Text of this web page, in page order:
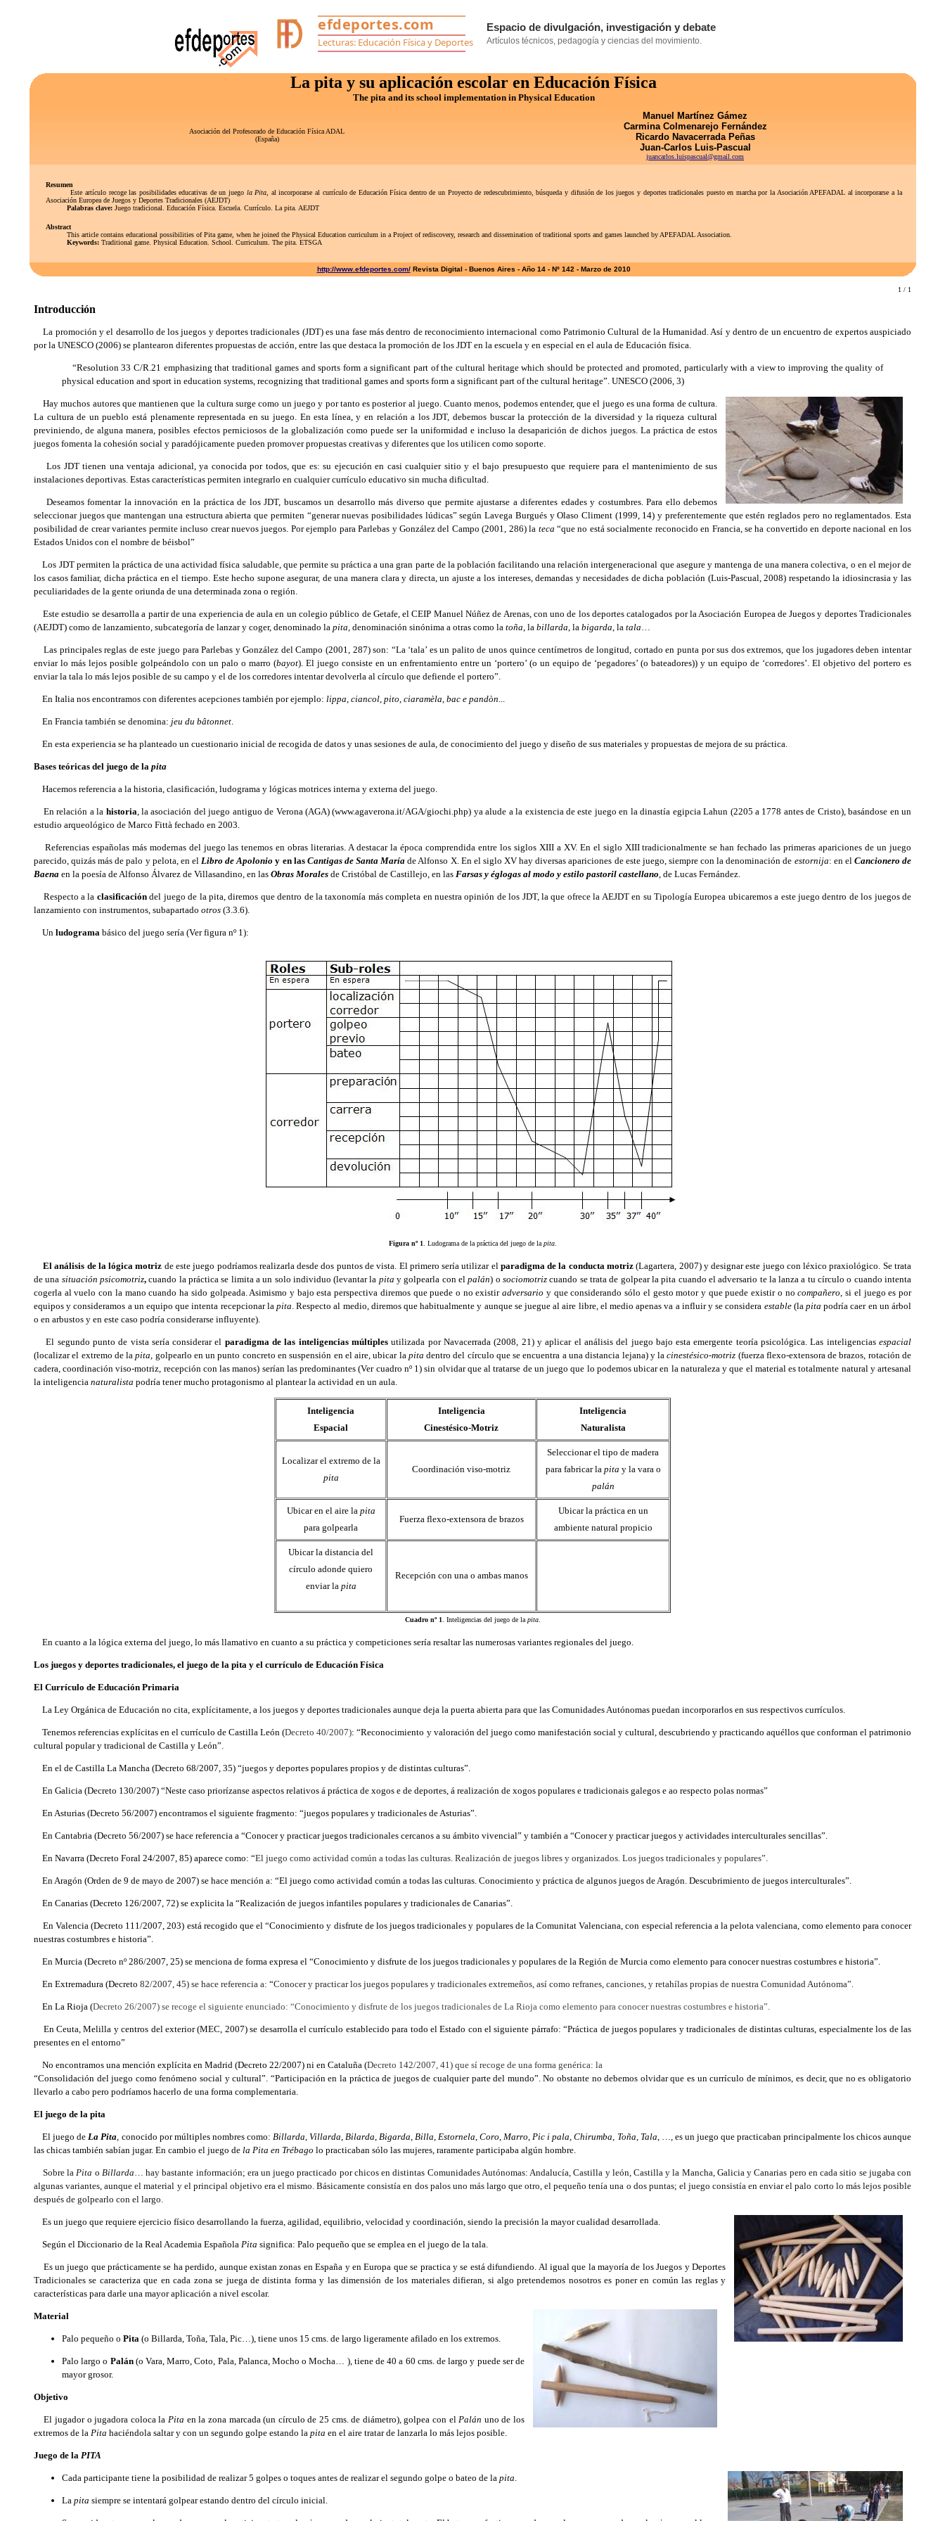
La pita y su aplicación escolar en Educación Física
The pita and its school implementation in Physical Education
Asociación del Profesorado de Educación Física ADAL
(España)
Manuel Martínez Gámez
Carmina Colmenarejo Fernández
Ricardo Navacerrada Peñas
Juan-Carlos Luis-Pascual
juancarlos.luispascual@gmail.com
Resumen
Este artículo recoge las posibilidades educativas de un juego la Pita , al incorporarse al currículo de Educación Física dentro de un Proyecto de redescubrimiento, búsqueda y difusión de los juegos y deportes tradicionales puesto en marcha por la Asociación APEFADAL al incorporarse a la
Asociación Europea de Juegos y Deportes Tradicionales (AEJDT)
Palabras clave: Juego tradicional. Educación Física. Escuela. Currículo. La pita. AEJDT
Abstract
This article contains educational possibilities of Pita game, when he joined the Physical Education curriculum in a Project of rediscovery, research and dissemination of traditional sports and games launched by APEFADAL Association.
Keywords: Traditional game. Physical Education. School. Curriculum. The pita. ETSGA
http://www.efdeportes.com/Revista Digital - Buenos Aires - Año 14 - Nº 142 - Marzo de 2010
1 / 1
Introducción
La promoción y el desarrollo de los juegos y deportes tradicionales (JDT) es una fase más dentro de reconocimiento internacional como Patrimonio Cultural de la Humanidad. Así y dentro de un encuentro de expertos auspiciado
por la UNESCO (2006) se plantearon diferentes propuestas de acción, entre las que destaca la promoción de los JDT en la escuela y en especial en el aula de Educación física.
“Resolution 33 C/R.21 emphasizing that traditional games and sports form a significant part of the cultural heritage which should be protected and promoted, particularly with a view to improving the quality of
physical education and sport in education systems, recognizing that traditional games and sports form a significant part of the cultural heritage”. UNESCO (2006, 3)
Hay muchos autores que mantienen que la cultura surge como un juego y por tanto es posterior al juego. Cuanto menos, podemos entender, que el juego es una forma de cultura.
La cultura de un pueblo está plenamente representada en su juego. En esta línea, y en relación a los JDT, debemos buscar la protección de la diversidad y la riqueza cultural
previniendo, de alguna manera, posibles efectos perniciosos de la globalización como puede ser la uniformidad e incluso la desaparición de dichos juegos. La práctica de estos
juegos fomenta la cohesión social y paradójicamente pueden promover propuestas creativas y diferentes que los utilicen como soporte.
Los JDT tienen una ventaja adicional, ya conocida por todos, que es: su ejecución en casi cualquier sitio y el bajo presupuesto que requiere para el mantenimiento de sus
instalaciones deportivas. Estas características permiten integrarlo en cualquier currículo educativo sin mucha dificultad.
Deseamos fomentar la innovación en la práctica de los JDT, buscamos un desarrollo más diverso que permite ajustarse a diferentes edades y costumbres. Para ello debemos
seleccionar juegos que mantengan una estructura abierta que permiten “generar nuevas posibilidades lúdicas” según Lavega Burgués y Olaso Climent (1999, 14) y preferentemente que estén reglados pero no reglamentados. Esta
posibilidad de crear variantes permite incluso crear nuevos juegos. Por ejemplo para Parlebas y González del Campo (2001, 286) la teca “que no está socialmente reconocido en Francia, se ha convertido en deporte nacional en los
Estados Unidos con el nombre de béisbol”
Los JDT permiten la práctica de una actividad física saludable, que permite su práctica a una gran parte de la población facilitando una relación intergeneracional que asegure y mantenga de una manera colectiva, o en el mejor de
los casos familiar, dicha práctica en el tiempo. Este hecho supone asegurar, de una manera clara y directa, un ajuste a los intereses, demandas y necesidades de dicha población (Luis-Pascual, 2008) respetando la idiosincrasia y las
peculiaridades de la gente oriunda de una determinada zona o región.
Este estudio se desarrolla a partir de una experiencia de aula en un colegio público de Getafe, el CEIP Manuel Núñez de Arenas, con uno de los deportes catalogados por la Asociación Europea de Juegos y deportes Tradicionales
(AEJDT) como de lanzamiento, subcategoría de lanzar y coger, denominado la pita, denominación sinónima a otras como la toña, la billarda, la bigarda, la tala…
Las principales reglas de este juego para Parlebas y González del Campo (2001, 287) son: “La ‘tala’ es un palito de unos quince centímetros de longitud, cortado en punta por sus dos extremos, que los jugadores deben intentar
enviar lo más lejos posible golpeándolo con un palo o marro (bayot). El juego consiste en un enfrentamiento entre un ‘portero’ (o un equipo de ‘pegadores’ (o bateadores)) y un equipo de ‘corredores’. El objetivo del portero es
enviar la tala lo más lejos posible de su campo y el de los corredores intentar devolverla al círculo que defiende el portero”.
En Italia nos encontramos con diferentes acepciones también por ejemplo: lippa, ciancol, pito, ciaramèla, bac e pandòn...
En Francia también se denomina: jeu du bâtonnet.
En esta experiencia se ha planteado un cuestionario inicial de recogida de datos y unas sesiones de aula, de conocimiento del juego y diseño de sus materiales y propuestas de mejora de su práctica.
Bases teóricas del juego de la pita
Hacemos referencia a la historia, clasificación, ludograma y lógicas motrices interna y externa del juego.
En relación a la historia, la asociación del juego antiguo de Verona (AGA) (www.agaverona.it/AGA/giochi.php) ya alude a la existencia de este juego en la dinastía egipcia Lahun (2205 a 1778 antes de Cristo), basándose en un
estudio arqueológico de Marco Fittà fechado en 2003.
Referencias españolas más modernas del juego las tenemos en obras literarias. A destacar la época comprendida entre los siglos XIII a XV. En el siglo XIII tradicionalmente se han fechado las primeras apariciones de un juego
parecido, quizás más de palo y pelota, en elLibro de Apolonioy en las Cantigas de Santa María de Alfonso X. En el siglo XV hay diversas apariciones de este juego, siempre con la denominación de estornija: en el Cancionero de
Baena en la poesía de Alfonso Álvarez de Villasandino, en las Obras Morales de Cristóbal de Castillejo, en las Farsas y églogas al modo y estilo pastoril castellano, de Lucas Fernández.
Respecto a la clasificacióndel juego de la pita, diremos que dentro de la taxonomía más completa en nuestra opinión de los JDT, la que ofrece la AEJDT en su Tipología Europea ubicaremos a este juego dentro de los juegos de
lanzamiento con instrumentos, subapartado otros (3.3.6).
Un ludograma básico del juego sería (Ver figura nº 1):
Figura nº 1 . Ludograma de la práctica del juego de la pita.
El análisis de la lógica motriz de este juego podríamos realizarla desde dos puntos de vista. El primero sería utilizar el paradigma de la conducta motriz (Lagartera, 2007) y designar este juego con léxico praxiológico. Se trata
de una situación psicomotriz,cuando la práctica se limita a un solo individuo (levantar la pita y golpearla con elpalán) osociomotriz cuando se trata de golpear la pita cuando el adversario te la lanza a tu círculo o cuando intenta
cogerla al vuelo con la mano cuando ha sido golpeada. Asimismo y bajo esta perspectiva diremos que puede o no existiradversario y que considerando sólo el gesto motor y que puede existir o nocompañero, si el juego es por
equipos y consideramos a un equipo que intenta recepcionar la pita. Respecto al medio, diremos que habitualmente y aunque se juegue al aire libre, el medio apenas va a influir y se considera estable(lapita podría caer en un árbol
o en arbustos y en este caso podría considerarse influyente).
El segundo punto de vista sería considerar el paradigma de las inteligencias múltiples utilizada por Navacerrada (2008, 21) y aplicar el análisis del juego bajo esta emergente teoría psicológica. Las inteligenciasespacial
(localizar el extremo de lapita, golpearlo en un punto concreto en suspensión en el aire, ubicar la pita dentro del círculo que se encuentra a una distancia lejana) y lacinestésico-motriz (fuerza flexo-extensora de brazos, rotación de
cadera, coordinación viso-motriz, recepción con las manos) serían las predominantes (Ver cuadro nº 1) sin olvidar que al tratarse de un juego que lo podemos ubicar en la naturaleza y que el material es totalmente natural y artesanal
la inteligencia naturalista podría tener mucho protagonismo al plantear la actividad en un aula.
Inteligencia
Espacial
Inteligencia
Cinestésico-Motriz
Inteligencia
Naturalista
Localizar el extremo de la
pita
Coordinación viso-motriz
Seleccionar el tipo de madera
para fabricar la pita y la vara o
palán
Ubicar en el aire la pita
para golpearla
Fuerza flexo-extensora de brazos
Ubicar la práctica en un
ambiente natural propicio
Ubicar la distancia del
círculo adonde quiero
enviar la pita
Recepción con una o ambas manos
Cuadro nº 1 . Inteligencias del juego de la pita.
En cuanto a la lógica externa del juego, lo más llamativo en cuanto a su práctica y competiciones sería resaltar las numerosas variantes regionales del juego.
Los juegos y deportes tradicionales, el juego de la pita y el currículo de Educación Física
El Currículo de Educación Primaria
La Ley Orgánica de Educación no cita, explícitamente, a los juegos y deportes tradicionales aunque deja la puerta abierta para que las Comunidades Autónomas puedan incorporarlos en sus respectivos currículos.
Tenemos referencias explícitas en el currículo de Castilla León (Decreto 40/2007):“Reconocimiento y valoración del juego como manifestación social y cultural, descubriendo y practicando aquéllos que conforman el patrimonio
cultural popular y tradicional de Castilla y León”.
En el de Castilla La Mancha (Decreto 68/2007, 35) “juegos y deportes populares propios y de distintas culturas”.
En Galicia (Decreto 130/2007) “Neste caso priorízanse aspectos relativos á práctica de xogos e de deportes, á realización de xogos populares e tradicionais galegos e ao respecto polas normas”
En Asturias (Decreto 56/2007) encontramos el siguiente fragmento: “juegos populares y tradicionales de Asturias”.
En Cantabria (Decreto 56/2007) se hace referencia a “Conocer y practicar juegos tradicionales cercanos a su ámbito vivencial” y también a “Conocer y practicar juegos y actividades interculturales sencillas”.
En Navarra (Decreto Foral 24/2007, 85) aparece como: “El juego como actividad común a todas las culturas. Realización de juegos libres y organizados. Los juegos tradicionales y populares”.
En Aragón (Orden de 9 de mayo de 2007) se hace mención a: “El juego como actividad común a todas las culturas. Conocimiento y práctica de algunos juegos de Aragón. Descubrimiento de juegos interculturales”.
En Canarias (Decreto 126/2007, 72) se explicita la “Realización de juegos infantiles populares y tradicionales de Canarias”.
En Valencia (Decreto 111/2007, 203) está recogido que el “Conocimiento y disfrute de los juegos tradicionales y populares de la Comunitat Valenciana, con especial referencia a la pelota valenciana, como elemento para conocer
nuestras costumbres e historia”.
En Murcia (Decreto nº 286/2007, 25) se menciona de forma expresa el “Conocimiento y disfrute de los juegos tradicionales y populares de la Región de Murcia como elemento para conocer nuestras costumbres e historia”.
En Extremadura (Decreto 82/2007, 45) se hace referencia a: “Conocer y practicar los juegos populares y tradicionales extremeños, así como refranes, canciones, y retahílas propias de nuestra Comunidad Autónoma”.
En La Rioja (Decreto 26/2007) se recoge el siguiente enunciado: “Conocimiento y disfrute de los juegos tradicionales de La Rioja como elemento para conocer nuestras costumbres e historia”.
En Ceuta, Melilla y centros del exterior (MEC, 2007) se desarrolla el currículo establecido para todo el Estado con el siguiente párrafo: “Práctica de juegos populares y tradicionales de distintas culturas, especialmente los de las
presentes en el entorno”
No encontramos una mención explícita en Madrid (Decreto 22/2007) ni en Cataluña (Decreto 142/2007, 41) que sí recoge de una forma genérica: la
“Consolidación del juego como fenómeno social y cultural”. “Participación en la práctica de juegos de cualquier parte del mundo”. No obstante no debemos olvidar que es un currículo de mínimos, es decir, que no es obligatorio
llevarlo a cabo pero podríamos hacerlo de una forma complementaria.
El juego de la pita
El juego deLa Pita, conocido por múltiples nombres como: Billarda, Villarda, Bilarda, Bigarda,Billa,Estornela,Coro,Marro,Pic i pala,Chirumba, Toña, Tala, …, es un juego que practicaban principalmente los chicos aunque
las chicas también sabían jugar. En cambio el juego de la Pita en Trébago lo practicaban sólo las mujeres, raramente participaba algún hombre.
Sobre laPita o Billarda… hay bastante información; era un juego practicado por chicos en distintas Comunidades Autónomas: Andalucía, Castilla y león, Castilla y la Mancha, Galicia y Canarias pero en cada sitio se jugaba con
algunas variantes, aunque el material y el principal objetivo era el mismo. Básicamente consistía en dos palos uno más largo que otro, el pequeño tenía una o dos puntas; el juego consistía en enviar el palo corto lo más lejos posible
después de golpearlo con el largo.
Es un juego que requiere ejercicio físico desarrollando la fuerza, agilidad, equilibrio, velocidad y coordinación, siendo la precisión la mayor cualidad desarrollada.
Según el Diccionario de la Real Academia Española Pita significa: Palo pequeño que se emplea en el juego de la tala.
Es un juego que prácticamente se ha perdido, aunque existan zonas en España y en Europa que se practica y se está difundiendo. Al igual que la mayoría de los Juegos y Deportes
Tradicionales se caracteriza que en cada zona se juega de distinta forma y las dimensión de los materiales difieran, si algo pretendemos nosotros es poner en común las reglas y
características para darle una mayor aplicación a nivel escolar.
Material
Palo pequeño o Pita (o Billarda, Toña, Tala, Pic…), tiene unos 15 cms. de largo ligeramente afilado en los extremos.
Palo largo o Palán(o Vara, Marro, Coto, Pala, Palanca, Mocho o Mocha… ), tiene de 40 a 60 cms. de largo y puede ser de
mayor grosor.
Objetivo
El jugador o jugadora coloca laPita en la zona marcada (un círculo de 25 cms. de diámetro), golpea con elPalán uno de los
extremos de la Pita haciéndola saltar y con un segundo golpe estando la pita en el aire tratar de lanzarla lo más lejos posible.
Juego de la PITA
Cada participante tiene la posibilidad de realizar 5 golpes o toques antes de realizar el segundo golpe o bateo de la pita.
La pita siempre se intentará golpear estando dentro del círculo inicial.